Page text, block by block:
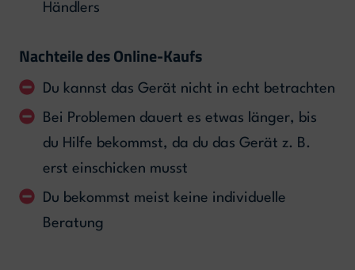
Händlers
Nachteile des Online-Kaufs
Du kannst das Gerät nicht in echt betrachten
Bei Problemen dauert es etwas länger, bis
du Hilfe bekommst, da du das Gerät z. B.
erst einschicken musst
Du bekommst meist keine individuelle
Beratung